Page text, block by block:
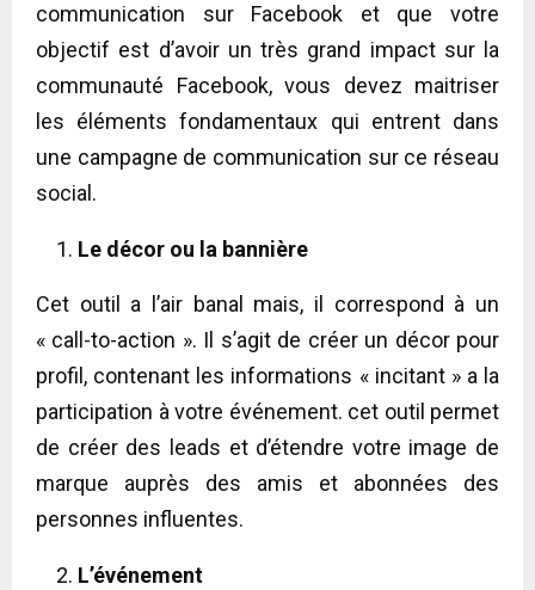
communication sur Facebook et que votre
objectif est d’avoir un très grand impact sur la
communauté Facebook, vous devez maitriser
les éléments fondamentaux qui entrent dans
une campagne de communication sur ce réseau
social.
Le décor ou la bannière
Cet outil a l’air banal mais, il correspond à un
« call-to-action ». Il s’agit de créer un décor pour
profil, contenant les informations « incitant » a la
participation à votre événement. cet outil permet
de créer des leads et d’étendre votre image de
marque auprès des amis et abonnées des
personnes influentes.
L’événement